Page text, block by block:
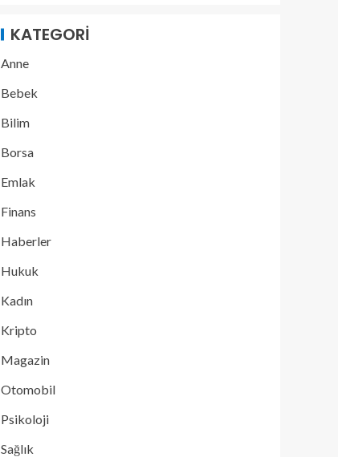
KATEGORI
Anne
Bebek
Bilim
Borsa
Emlak
Finans
Haberler
Hukuk
Kadın
Kripto
Magazin
Otomobil
Psikoloji
Sağlık